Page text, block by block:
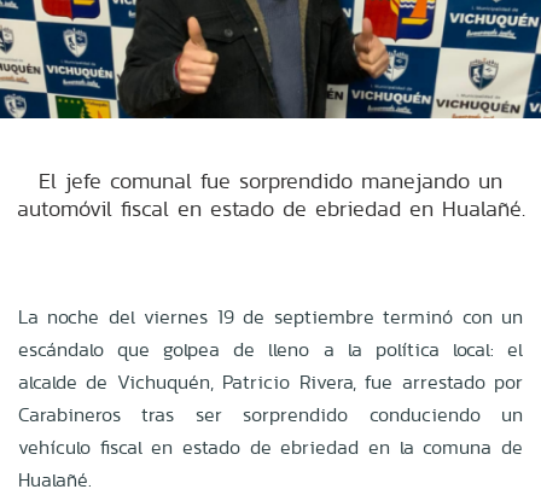
El jefe comunal fue sorprendido manejando un
automóvil fiscal en estado de ebriedad en Hualañé.
La noche del viernes 19 de septiembre terminó con un
escándalo que golpea de lleno a la política local: el
alcalde de Vichuquén, Patricio Rivera, fue arrestado por
Carabineros tras ser sorprendido conduciendo un
vehículo fiscal en estado de ebriedad en la comuna de
Hualañé.